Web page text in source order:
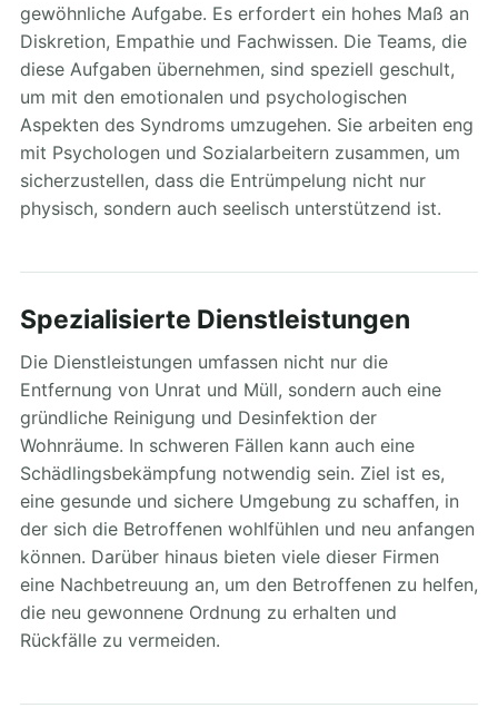
gewöhnliche Aufgabe. Es erfordert ein hohes Maß an
Diskretion, Empathie und Fachwissen. Die Teams, die
diese Aufgaben übernehmen, sind speziell geschult,
um mit den emotionalen und psychologischen
Aspekten des Syndroms umzugehen. Sie arbeiten eng
mit Psychologen und Sozialarbeitern zusammen, um
sicherzustellen, dass die Entrümpelung nicht nur
physisch, sondern auch seelisch unterstützend ist.
Spezialisierte Dienstleistungen
Die Dienstleistungen umfassen nicht nur die
Entfernung von Unrat und Müll, sondern auch eine
gründliche Reinigung und Desinfektion der
Wohnräume. In schweren Fällen kann auch eine
Schädlingsbekämpfung notwendig sein. Ziel ist es,
eine gesunde und sichere Umgebung zu schaffen, in
der sich die Betroffenen wohlfühlen und neu anfangen
können. Darüber hinaus bieten viele dieser Firmen
eine Nachbetreuung an, um den Betroffenen zu helfen,
die neu gewonnene Ordnung zu erhalten und
Rückfälle zu vermeiden.